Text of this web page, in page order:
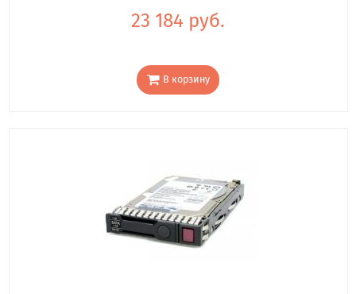
23 184 руб.
В корзину